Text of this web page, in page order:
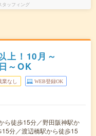
タッフィング
上！10月～
～OK
業なし WEB登録OK
ら徒歩15分／野田阪神駅か
分／渡辺橋駅から徒歩15